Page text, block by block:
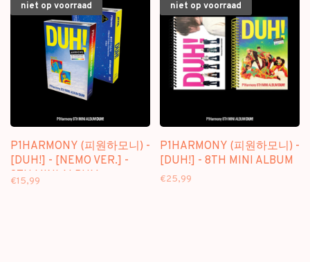
niet op voorraad
P1HARMONY (피원하모니) -
[DUH!] - [NEMO VER.] -
8TH MINI ALBUM
€15,99
niet op voorraad
P1HARMONY (피원하모니) -
[DUH!] - 8TH MINI ALBUM
€25,99